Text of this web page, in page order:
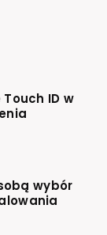
ID w
wybór